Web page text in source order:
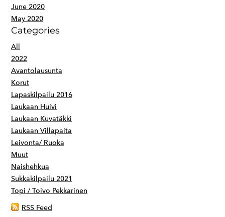
June 2020
May 2020
Categories
All
2022
Avantolausunta
Korut
Lapaskilpailu 2016
Laukaan Huivi
Laukaan Kuvatäkki
Laukaan Villapaita
Leivonta/ Ruoka
Muut
Naishehkua
Sukkakilpailu 2021
Topi / Toivo Pekkarinen
RSS Feed